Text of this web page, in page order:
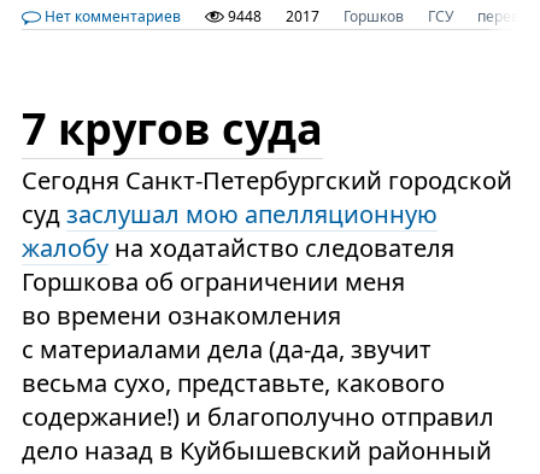
Нет комментариев 9448 2017 Горшков ГСУ перевод
7 кругов суда
Сегодня Санкт-Петербургский городской
судзаслушал мою апелляционную
жалобуна ходатайство следователя
Горшкова об ограничении меня
во времени ознакомления
с материалами дела (да-да, звучит
весьма сухо, представьте, какового
содержание!) и благополучно отправил
дело назад в Куйбышевский районный